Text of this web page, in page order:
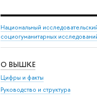
Национальный
социогуманитарных
О ВЫШКЕ
Цифры и факты
Руководство и структура